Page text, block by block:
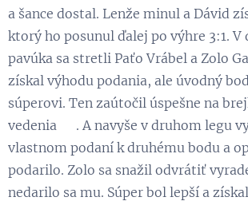
a šance dostal. Lenže minul a Dávid
ktorý ho posunul ďalej po výhre 3:1. V
pavúka sa stretli Paťo Vrábel a Zolo
získal výhodu podania, ale úvodný
súperovi. Ten zaútočil úspešne na
vedenia 😃. A navyše v druhom legu
vlastnom podaní k druhému bodu a
podarilo. Zolo sa snažil odvrátiť
nedarilo sa mu. Súper bol lepší a